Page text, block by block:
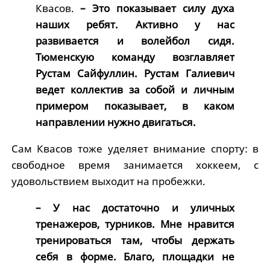
Квасов.– Это показывает силу духа
наших ребят. Активно у нас
развивается и волейбол сидя.
Тюменскую команду возглавляет
Рустам Сайфуллин. Рустам Галиевич
ведет коллектив за собой и личным
примером показывает, в каком
направлении нужно двигаться.
Сам Квасов тоже уделяет внимание спорту: в
свободное время занимается хоккеем, с
удовольствием выходит на пробежки.
– У нас достаточно и уличных
тренажеров, турников. Мне нравится
тренироваться там, чтобы держать
себя в форме. Благо, площадки не